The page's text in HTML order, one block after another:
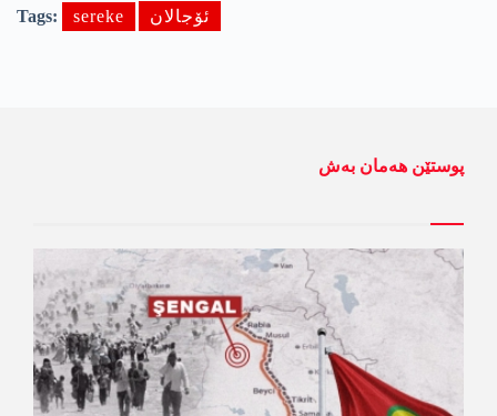
Tags: sereke ئۆجالان
پوستێن ھەمان بەش